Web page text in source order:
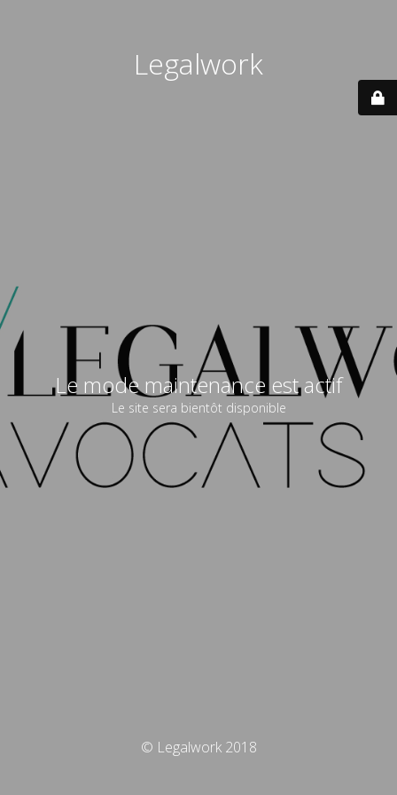
Legalwork
Le mode maintenance est actif
Le site sera bientôt disponible
© Legalwork 2018